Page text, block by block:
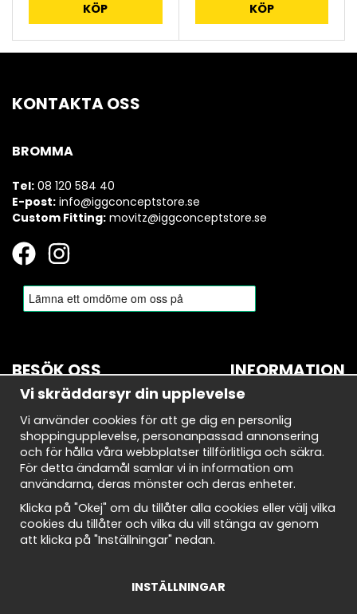
KÖP KÖP
KONTAKTA OSS
BROMMA
Tel: 08 120 584 40
E-post: info@iggconceptstore.se
Custom Fitting: movitz@iggconceptstore.se
BESÖK OSS
Bryggerivägen 10
168 67 Bromma
Öppettider:
Måndag-torsdag: 10-18
Fredag: 10-18
Lördag: 10-18
Söndag: 10-18
INFORMATION
Nyhetsbrev
Avtalskund
Demodagar
Integritetspolicy
Om cookies
Cookie Inställningar
Köpvillkor
Vi skräddarsyr din upplevelse
Vi använder cookies för att ge dig en personlig
shoppingupplevelse, personanpassad annonsering
och för hålla våra webbplatser tillförlitliga och säkra.
För detta ändamål samlar vi in information om
användarna, deras mönster och deras enheter.
Klicka på "Okej" om du tillåter alla cookies eller välj vilka
cookies du tillåter och vilka du vill stänga av genom
att klicka på "Inställningar" nedan.
INSTÄLLNINGAR